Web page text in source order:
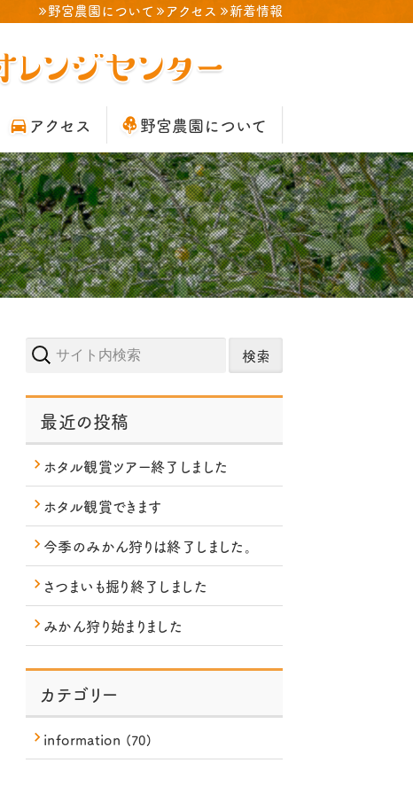
野宮農園について アクセス 新着情報
アクセス 野宮農園について
イ
ト
検
索
最近の投稿
ホタル観賞ツアー終了しました
ホタル観賞できます
今季のみかん狩りは終了しました。
さつまいも掘り終了しました
みかん狩り始まりました
カテゴリー
information (70)